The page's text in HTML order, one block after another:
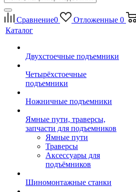
Сравнение0 Отложенные 0
Каталог
Двухстоечные подъемники
Четырёхстоечные
подъемники
Ножничные подъемники
Ямные пути, траверсы,
запчасти для подъемников
Ямные пути
Траверсы
Аксессуары для
подъёмников
Шиномонтажные станки